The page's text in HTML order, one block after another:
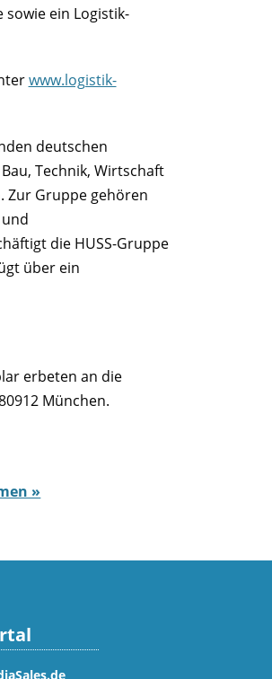
sowie ein Logistik-
www.logistik-
deutschen
Technik, Wirtschaft
Zur Gruppe gehören
die HUSS-Gruppe
über ein
erbeten an die
München.
»